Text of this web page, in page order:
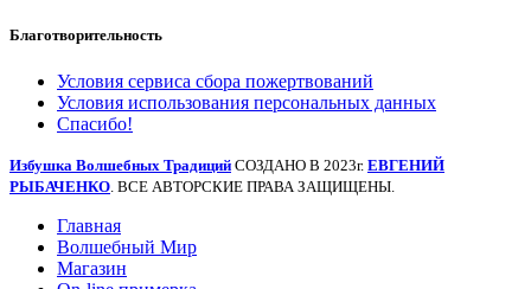
Благотворительность
Условия сервиса сбора пожертвований
Условия использования персональных данных
Спасибо!
Избушка Волшебных Традиций СОЗДАНО В 2023г. ЕВГЕНИЙ
РЫБАЧЕНКО. ВСЕ АВТОРСКИЕ ПРАВА ЗАЩИЩЕНЫ.
Главная
Волшебный Мир
Магазин